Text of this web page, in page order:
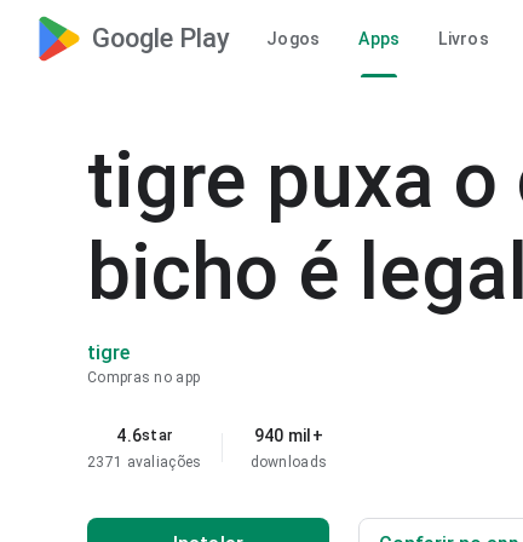
Google Play Jogos Apps Livros
tigre puxa o
bicho é legal
tigre
Compras no app
4.6star
2371 avaliações
940 mil+
downloads